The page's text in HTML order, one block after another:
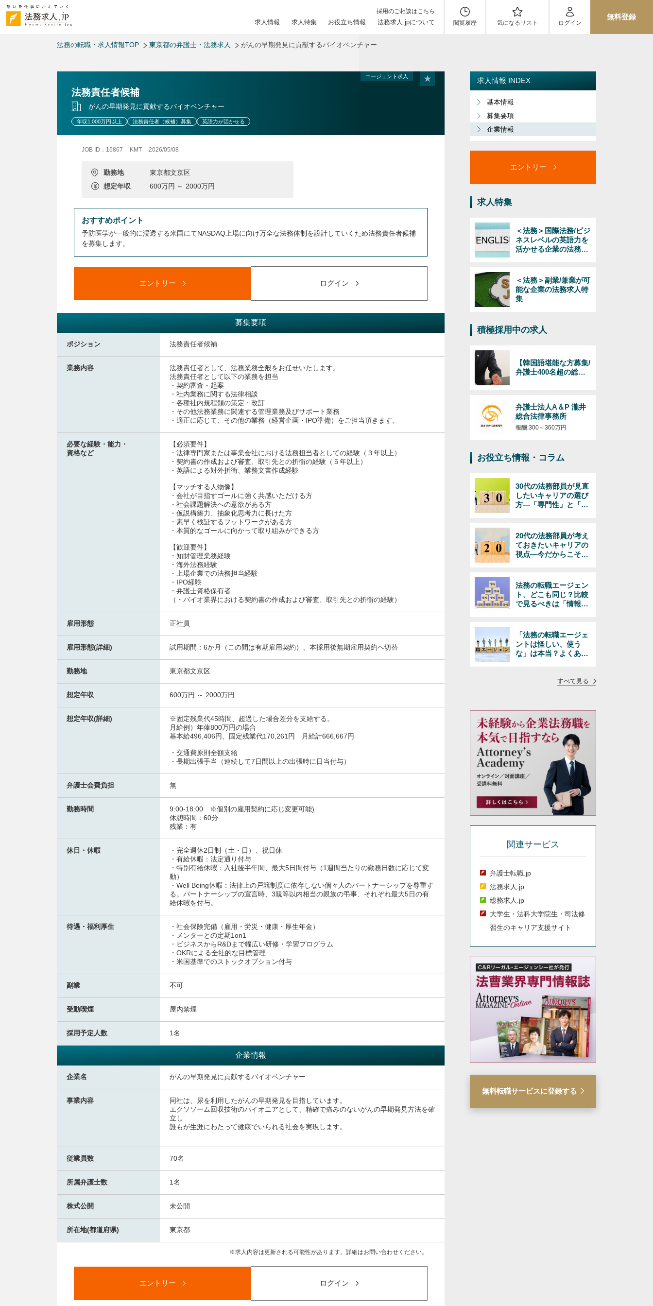
採用のご相談はこちら
求人情報 求人特集 お役立ち情報 法務求人.jpについて 閲覧履歴 気になるリスト ログイン
無料登録
法務の転職・求人情報TOP 東京都の弁護士・法務求人 がんの早期発見に貢献するバイオベンチャー
エージェント求人
法務責任者候補
がんの早期発見に貢献するバイオベンチャー
年収1,000万円以上 法務責任者（候補）募集 英語力が活かせる
JOB ID：16867 KMT 2026/05/08
勤務地
東京都文京区
想定年収
600万円 ～ 2000万円
おすすめポイント
予防医学が一般的に浸透する米国にてNASDAQ上場に向け万全な法務体制を設計していくため法務責任者候補
を募集します。
エントリー ログイン
募集要項
ポジション 法務責任者候補
業務内容
法務責任者として、法務業務全般をお任せいたします。
法務責任者として以下の業務を担当
・契約審査・起案
・社内業務に関する法律相談
・各種社内規程類の策定・改訂
・その他法務業務に関連する管理業務及びサポート業務
・適正に応じて、その他の業務（経営企画・IPO準備）をご担当頂きます。
必要な経験・能力・
資格など
【必須要件】
・法律専門家または事業会社における法務担当者としての経験（３年以上）
・契約書の作成および審査、取引先との折衝の経験（５年以上）
・英語による対外折衝、業務文書作成経験
【マッチする人物像】
・会社が目指すゴールに強く共感いただける方
・社会課題解決への意欲がある方
・仮説構築力、抽象化思考力に長けた方
・素早く検証するフットワークがある方
・本質的なゴールに向かって取り組みができる方
【歓迎要件】
・知財管理業務経験
・海外法務経験
・上場企業での法務担当経験
・IPO経験
・弁護士資格保有者
（・バイオ業界における契約書の作成および審査、取引先との折衝の経験）
雇用形態 正社員
雇用形態(詳細) 試用期間：6か月（この間は有期雇用契約）、本採用後無期雇用契約へ切替
勤務地 東京都文京区
想定年収 600万円 ～ 2000万円
想定年収(詳細)
※固定残業代45時間、超過した場合差分を支給する。
月給例）年俸800万円の場合
基本給496,406円、固定残業代170,261円 月給計666,667円
・交通費原則全額支給
・長期出張手当（連続して7日間以上の出張時に日当付与）
弁護士会費負担 無
勤務時間
9:00-18:00 ※個別の雇用契約に応じ変更可能)
休憩時間：60分
残業：有
休日・休暇
・完全週休2日制（土・日）、祝日休
・有給休暇：法定通り付与
・特別有給休暇：入社後半年間、最大5日間付与（1週間当たりの勤務日数に応じて変
動）
・Well Being休暇：法律上の戸籍制度に依存しない個々人のパートナーシップを尊重す
る。パートナーシップの宣言時、3親等以内相当の親族の弔事、それぞれ最大5日の有
給休暇を付与。
待遇・福利厚生
・社会保険完備（雇用・労災・健康・厚生年金）
・メンターとの定期1on1
・ビジネスからR&Dまで幅広い研修・学習プログラム
・OKRによる全社的な目標管理
・米国基準でのストックオプション付与
副業 不可
受動喫煙 屋内禁煙
採用予定人数 1名
企業情報
企業名 がんの早期発見に貢献するバイオベンチャー
事業内容
同社は、尿を利用したがんの早期発見を目指しています。
エクソソーム回収技術のパイオニアとして、精確で痛みのないがんの早期発見方法を確
立し
誰もが生涯にわたって健康でいられる社会を実現します。
従業員数 70名
所属弁護士数 1名
株式公開 未公開
所在地(都道府県) 東京都
求人内容は更新される可能性があります。詳細はお問い合わせください。
エントリー ログイン
求人情報 INDEX
基本情報
募集要項
企業情報
エントリー
求人特集
＜法務＞国際法務/ビジ
ネスレベルの英語力を
活かせる企業の法務求
＜法務＞副業/兼業が可
能な企業の法務求人特
集
積極採用中の求人
【韓国語堪能な方募集/
弁護士400名超の総合
ド）対応の弁護士/韓国
語必須/経験年数・年齢
不問！
弁護士法人A＆P 瀧井
総合法律事務所
報酬:300～360万円
お役立ち情報・コラム
30代の法務部員が見直
したいキャリアの選び
方―「専門性」と「マ
20代の法務部員が考え
ておきたいキャリアの
視点―今だからこそで
法務の転職エージェン
ト、どこも同じ？比較
で見るべきは「情報の
「法務の転職エージェ
ントは怪しい、使う
な」は本当？よくある
すべて見る
関連サービス
弁護士転職.jp
法務求人.jp
総務求人.jp
大学生・法科大学院生・司法修
習生のキャリア支援サイト
無料転職サービスに登録する